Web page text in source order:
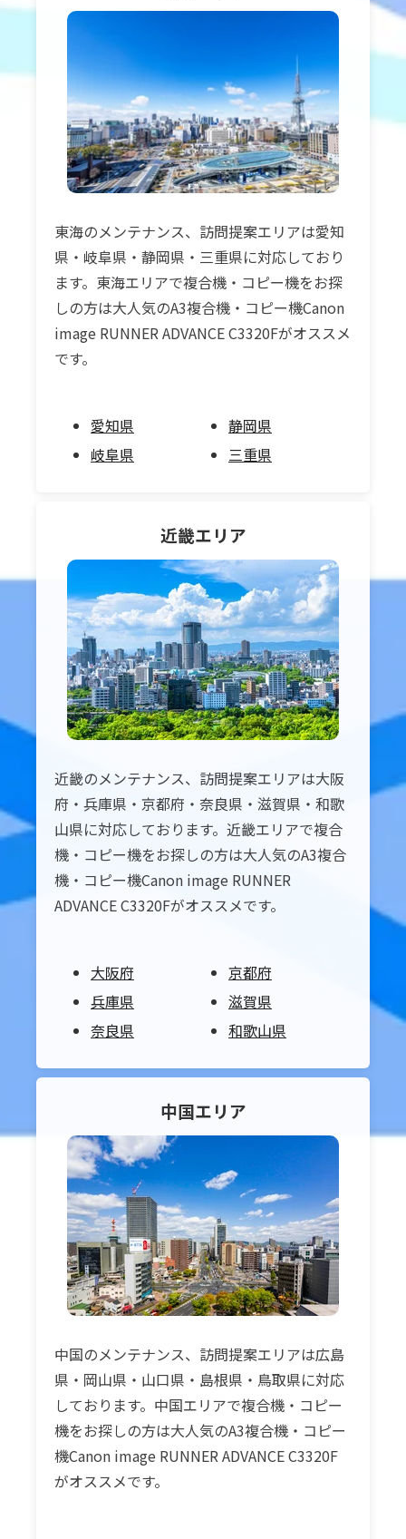
東海のメンテナンス、訪問提案エリアは愛知
県・岐阜県・静岡県・三重県に対応しており
ます。東海エリアで複合機・コピー機をお探
しの方は大人気のA3複合機・コピー機Canon
image RUNNER ADVANCE C3320Fがオススメ
です。
愛知県
岐阜県
静岡県
三重県
近畿エリア
近畿のメンテナンス、訪問提案エリアは大阪
府・兵庫県・京都府・奈良県・滋賀県・和歌
山県に対応しております。近畿エリアで複合
機・コピー機をお探しの方は大人気のA3複合
機・コピー機Canon image RUNNER
ADVANCE C3320Fがオススメです。
大阪府
兵庫県
奈良県
京都府
滋賀県
和歌山県
中国エリア
中国のメンテナンス、訪問提案エリアは広島
県・岡山県・山口県・島根県・鳥取県に対応
しております。中国エリアで複合機・コピー
機をお探しの方は大人気のA3複合機・コピー
機Canon image RUNNER ADVANCE C3320F
がオススメです。